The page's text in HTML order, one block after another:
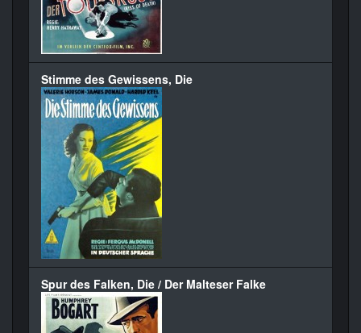
Stimme des Gewissens, Die
Spur des Falken, Die / Der Malteser Falke